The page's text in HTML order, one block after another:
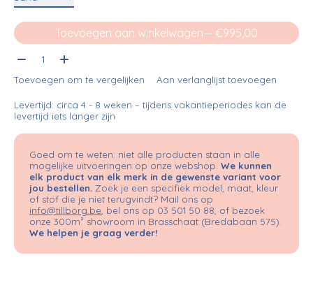
Toevoegen aan winkelwagen
— €995,00
Aantal:
Toevoegen om te vergelijken Aan verlanglijst toevoegen
Levertijd: circa 4 - 8 weken – tijdens vakantieperiodes kan de
levertijd iets langer zijn
Goed om te weten: niet alle producten staan in alle
mogelijke uitvoeringen op onze webshop. We kunnen
elk product van elk merk in de gewenste variant voor
jou bestellen. Zoek je een specifiek model, maat, kleur
of stof die je niet terugvindt? Mail ons op
info@tillborg.be , bel ons op 03 501 50 88, of bezoek
onze 300m² showroom in Brasschaat (Bredabaan 575).
We helpen je graag verder!